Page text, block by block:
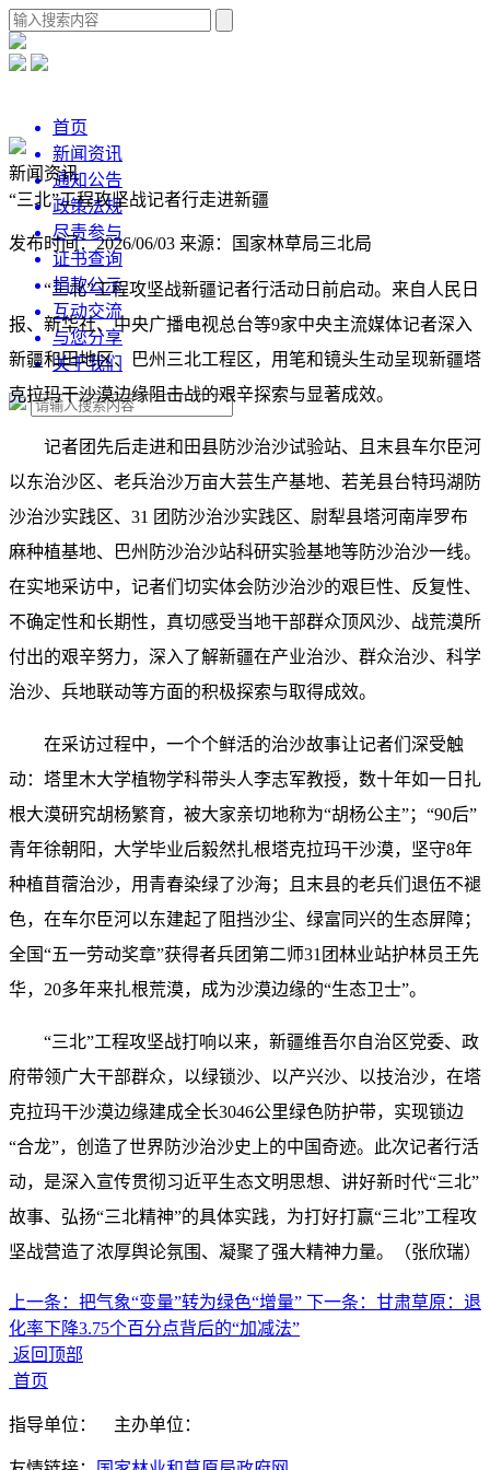
首页
新闻资讯
通知公告
政策法规
尽责参与
证书查询
捐款公示
互动交流
与您分享
关于我们
新闻资讯
“三北”工程攻坚战记者行走进新疆
发布时间：2026/06/03 来源：国家林草局三北局
“三北”工程攻坚战新疆记者行活动日前启动。来自人民日
报、新华社、中央广播电视总台等9家中央主流媒体记者深入
新疆和田地区、巴州三北工程区，用笔和镜头生动呈现新疆塔
克拉玛干沙漠边缘阻击战的艰辛探索与显著成效。
记者团先后走进和田县防沙治沙试验站、且末县车尔臣河
以东治沙区、老兵治沙万亩大芸生产基地、若羌县台特玛湖防
沙治沙实践区、31 团防沙治沙实践区、尉犁县塔河南岸罗布
麻种植基地、巴州防沙治沙站科研实验基地等防沙治沙一线。
在实地采访中，记者们切实体会防沙治沙的艰巨性、反复性、
不确定性和长期性，真切感受当地干部群众顶风沙、战荒漠所
付出的艰辛努力，深入了解新疆在产业治沙、群众治沙、科学
治沙、兵地联动等方面的积极探索与取得成效。
在采访过程中，一个个鲜活的治沙故事让记者们深受触
动：塔里木大学植物学科带头人李志军教授，数十年如一日扎
根大漠研究胡杨繁育，被大家亲切地称为“胡杨公主”；“90后”
青年徐朝阳，大学毕业后毅然扎根塔克拉玛干沙漠，坚守8年
种植苜蓿治沙，用青春染绿了沙海；且末县的老兵们退伍不褪
色，在车尔臣河以东建起了阻挡沙尘、绿富同兴的生态屏障；
全国“五一劳动奖章”获得者兵团第二师31团林业站护林员王先
华，20多年来扎根荒漠，成为沙漠边缘的“生态卫士”。
“三北”工程攻坚战打响以来，新疆维吾尔自治区党委、政
府带领广大干部群众，以绿锁沙、以产兴沙、以技治沙，在塔
克拉玛干沙漠边缘建成全长3046公里绿色防护带，实现锁边
“合龙”，创造了世界防沙治沙史上的中国奇迹。此次记者行活
动，是深入宣传贯彻习近平生态文明思想、讲好新时代“三北”
故事、弘扬“三北精神”的具体实践，为打好打赢“三北”工程攻
坚战营造了浓厚舆论氛围、凝聚了强大精神力量。（张欣瑞）
上一条： 把气象“变量”转为绿色“增量” 下一条： 甘肃草原：退
化率下降3.75个百分点背后的“加减法”
返回顶部
首页
指导单位： 主办单位：